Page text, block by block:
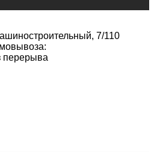
7/110
перерыва